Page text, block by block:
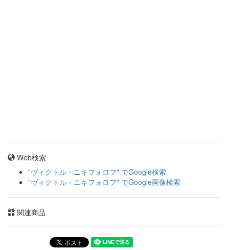
Web検索
"ヴィクトル・ニキフォロフ" でGoogle検索
"ヴィクトル・ニキフォロフ" でGoogle画像検索
関連商品